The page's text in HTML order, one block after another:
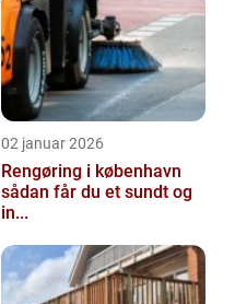
02 januar 2026
Rengøring i københavn
sådan får du et sundt og
in...